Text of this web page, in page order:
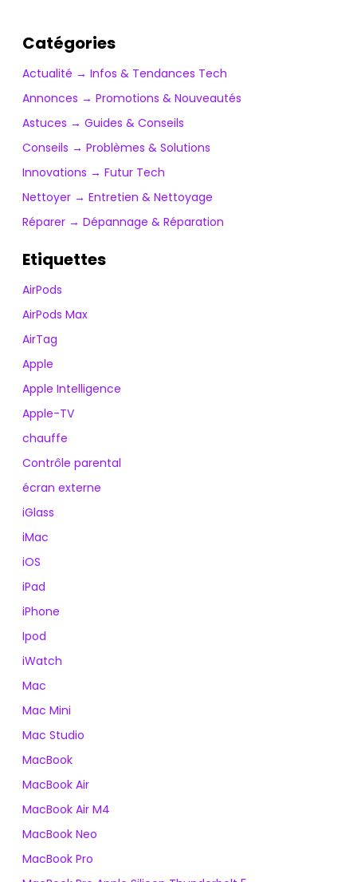
Catégories
Actualité → Infos & Tendances Tech
Annonces → Promotions & Nouveautés
Astuces → Guides & Conseils
Conseils → Problèmes & Solutions
Innovations → Futur Tech
Nettoyer → Entretien & Nettoyage
Réparer → Dépannage & Réparation
Etiquettes
AirPods
AirPods Max
AirTag
Apple
Apple Intelligence
Apple-TV
chauffe
Contrôle parental
écran externe
iGlass
iMac
iOS
iPad
iPhone
Ipod
iWatch
Mac
Mac Mini
Mac Studio
MacBook
MacBook Air
MacBook Air M4
MacBook Neo
MacBook Pro